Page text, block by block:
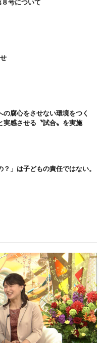
号について
の腐心をさせない環境をつく
実感させる〝試合〟を実施
？」は子どもの責任ではない。